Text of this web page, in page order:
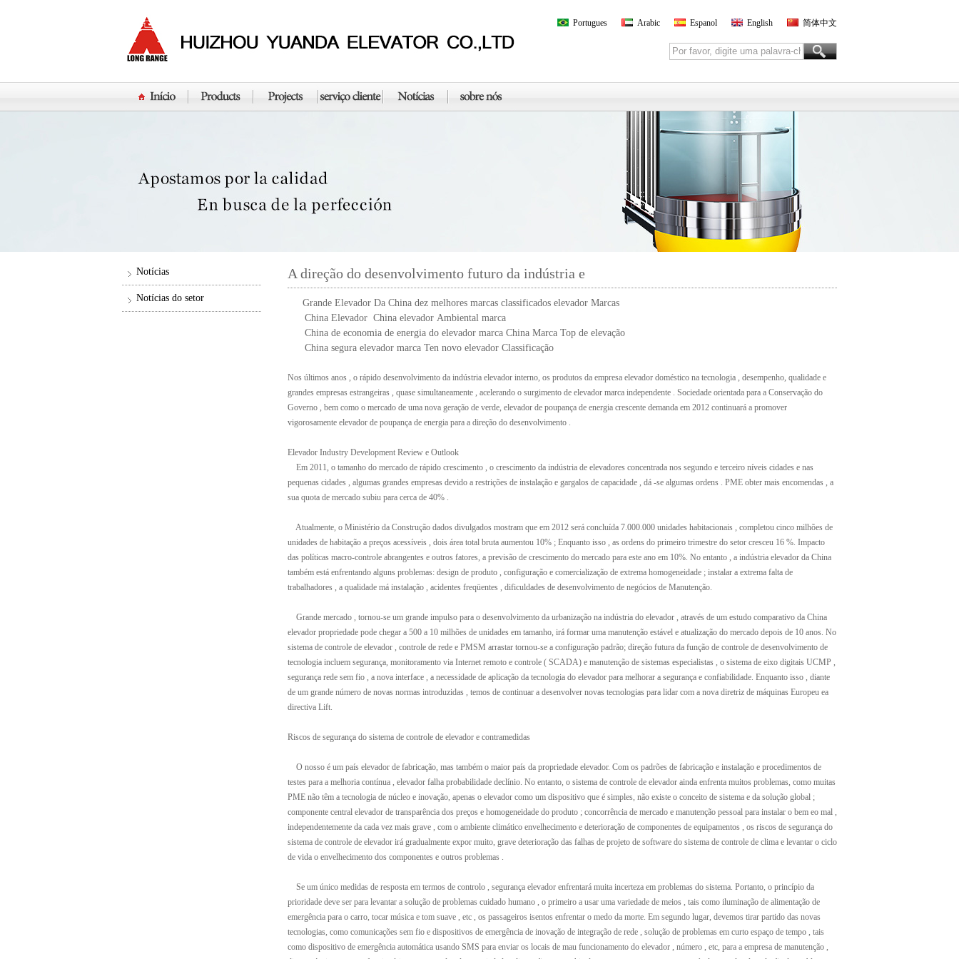
Portugues Arabic Espanol English 简体中文
Notícias
Notícias do setor
A direção do desenvolvimento futuro da indústria e
Grande Elevador Da China dez melhores marcas classificados elevador Marcas
China Elevador China elevador Ambiental marca
China de economia de energia do elevador marca China Marca Top de elevação
China segura elevador marca Ten novo elevador Classificação
Nos últimos anos , o rápido desenvolvimento da indústria elevador interno, os produtos da empresa elevador doméstico na tecnologia , desempenho, qualidade e
grandes empresas estrangeiras , quase simultaneamente , acelerando o surgimento de elevador marca independente . Sociedade orientada para a Conservação do
Governo , bem como o mercado de uma nova geração de verde, elevador de poupança de energia crescente demanda em 2012 continuará a promover
vigorosamente elevador de poupança de energia para a direção do desenvolvimento .
Elevador Industry Development Review e Outlook
Em 2011, o tamanho do mercado de rápido crescimento , o crescimento da indústria de elevadores concentrada nos segundo e terceiro níveis cidades e nas
pequenas cidades , algumas grandes empresas devido a restrições de instalação e gargalos de capacidade , dá -se algumas ordens . PME obter mais encomendas , a
sua quota de mercado subiu para cerca de 40% .
Atualmente, o Ministério da Construção dados divulgados mostram que em 2012 será concluída 7.000.000 unidades habitacionais , completou cinco milhões de
unidades de habitação a preços acessíveis , dois área total bruta aumentou 10% ; Enquanto isso , as ordens do primeiro trimestre do setor cresceu 16 %. Impacto
das políticas macro-controle abrangentes e outros fatores, a previsão de crescimento do mercado para este ano em 10%. No entanto , a indústria elevador da China
também está enfrentando alguns problemas: design de produto , configuração e comercialização de extrema homogeneidade ; instalar a extrema falta de
trabalhadores , a qualidade má instalação , acidentes freqüentes , dificuldades de desenvolvimento de negócios de Manutenção.
Grande mercado , tornou-se um grande impulso para o desenvolvimento da urbanização na indústria do elevador , através de um estudo comparativo da China
elevador propriedade pode chegar a 500 a 10 milhões de unidades em tamanho, irá formar uma manutenção estável e atualização do mercado depois de 10 anos. No
sistema de controle de elevador , controle de rede e PMSM arrastar tornou-se a configuração padrão; direção futura da função de controle de desenvolvimento de
tecnologia incluem segurança, monitoramento via Internet remoto e controle ( SCADA) e manutenção de sistemas especialistas , o sistema de eixo digitais UCMP ,
segurança rede sem fio , a nova interface , a necessidade de aplicação da tecnologia do elevador para melhorar a segurança e confiabilidade. Enquanto isso , diante
de um grande número de novas normas introduzidas , temos de continuar a desenvolver novas tecnologias para lidar com a nova diretriz de máquinas Europeu ea
directiva Lift.
Riscos de segurança do sistema de controle de elevador e contramedidas
O nosso é um país elevador de fabricação, mas também o maior país da propriedade elevador. Com os padrões de fabricação e instalação e procedimentos de
testes para a melhoria contínua , elevador falha probabilidade declínio. No entanto, o sistema de controle de elevador ainda enfrenta muitos problemas, como muitas
PME não têm a tecnologia de núcleo e inovação, apenas o elevador como um dispositivo que é simples, não existe o conceito de sistema e da solução global ;
componente central elevador de transparência dos preços e homogeneidade do produto ; concorrência de mercado e manutenção pessoal para instalar o bem eo mal ,
independentemente da cada vez mais grave , com o ambiente climático envelhecimento e deterioração de componentes de equipamentos , os riscos de segurança do
sistema de controle de elevador irá gradualmente expor muito, grave deterioração das falhas de projeto de software do sistema de controle de clima e levantar o ciclo
de vida o envelhecimento dos componentes e outros problemas .
Se um único medidas de resposta em termos de controlo , segurança elevador enfrentará muita incerteza em problemas do sistema. Portanto, o princípio da
prioridade deve ser para levantar a solução de problemas cuidado humano , o primeiro a usar uma variedade de meios , tais como iluminação de alimentação de
emergência para o carro, tocar música e tom suave , etc , os passageiros isentos enfrentar o medo da morte. Em segundo lugar, devemos tirar partido das novas
tecnologias, como comunicações sem fio e dispositivos de emergência de inovação de integração de rede , solução de problemas em curto espaço de tempo , tais
como dispositivo de emergência automática usando SMS para enviar os locais de mau funcionamento do elevador , número , etc, para a empresa de manutenção ,